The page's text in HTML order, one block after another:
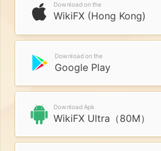
Download on the
WikiFX (Hong Kong)
Download on the
Google Play
Download Apk
WikiFX Ultra（80M）